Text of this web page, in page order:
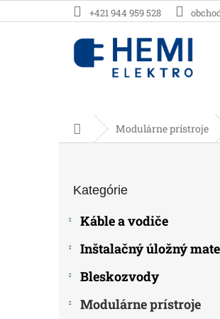
na
+421 944 959 528
DomovModulárne prístroje
kategórie
Kategórie
Káble a vodiče
Inštalačný úložný
Bleskozvody
Modulárne prístroje